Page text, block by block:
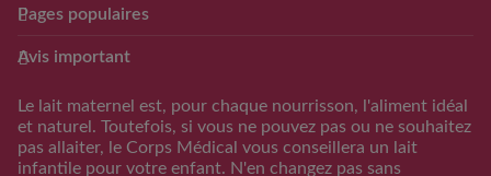
Pages populaires
Avantage Club bébé & moi
d’accouchement
Calculateur periode
d’ovulation
Avis important
Le lait maternel est, pour chaque nourrisson, l'aliment idéal
et naturel. Toutefois, si vous ne pouvez pas ou ne souhaitez
pas allaiter, le Corps Médical vous conseillera un lait
infantile pour votre enfant. N'en changez pas sans